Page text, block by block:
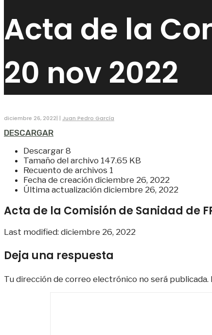
Acta de la
20 nov 2022
diciembre 26, 2022| | Juan Pedro García
DESCARGAR
Descargar 8
Tamaño del archivo 147.65 KB
Recuento de archivos 1
Fecha de creación diciembre 26, 2022
Última actualización diciembre 26, 2022
Acta de la Comisión de Sanidad de
Last modified: diciembre 26, 2022
Deja una respuesta
Tu dirección de correo electrónico no será publicada.